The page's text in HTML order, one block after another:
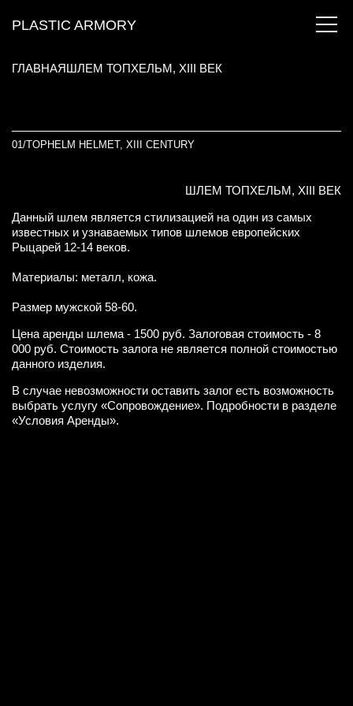
PLASTIC ARMORY
ГЛАВНАЯШЛЕМ ТОПХЕЛЬМ, XIII ВЕК
01/TOPHELM HELMET, XIII CENTURY
ШЛЕМ ТОПХЕЛЬМ, XIII ВЕК
Данный шлем является стилизацией на один из самых
известных и узнаваемых типов шлемов европейских
Рыцарей 12-14 веков.
Материалы: металл, кожа.
Размер мужской 58-60.
Цена аренды шлема - 1500 руб. Залоговая стоимость - 8
000 руб. Стоимость залога не является полной стоимостью
данного изделия.
В случае невозможности оставить залог есть возможность
выбрать услугу «Сопровождение». Подробности в разделе
«Условия Аренды».